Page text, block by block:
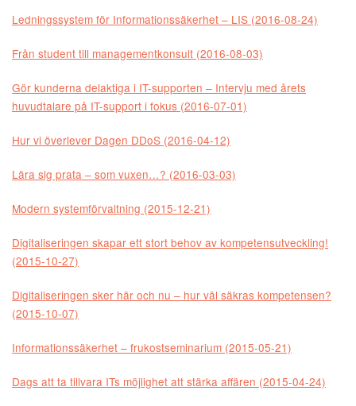
Ledningssystem för Informationssäkerhet – LIS (2016-08-24)
Från student till managementkonsult (2016-08-03)
Gör kunderna delaktiga i IT-supporten – Intervju med årets
huvudtalare på IT-support i fokus (2016-07-01)
Hur vi överlever Dagen DDoS (2016-04-12)
Lära sig prata – som vuxen…? (2016-03-03)
Modern systemförvaltning (2015-12-21)
Digitaliseringen skapar ett stort behov av kompetensutveckling!
(2015-10-27)
Digitaliseringen sker här och nu – hur väl säkras kompetensen?
(2015-10-07)
Informationssäkerhet – frukostseminarium (2015-05-21)
Dags att ta tillvara ITs möjlighet att stärka affären (2015-04-24)